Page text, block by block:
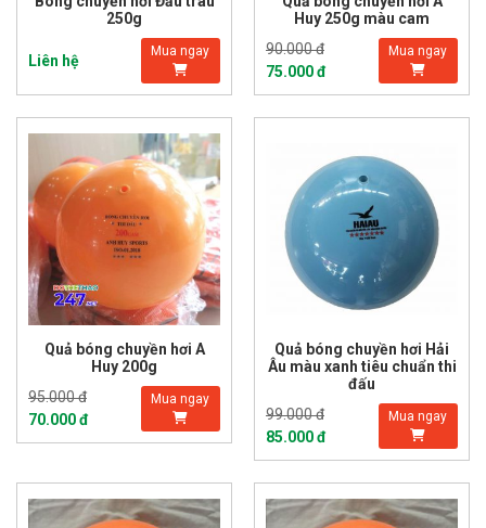
250g
Liên hệ
Mua ngay
Huy 250g màu cam
90.000 đ
75.000 đ
Mua ngay
Quả bóng chuyền hơi A
Huy 200g
95.000 đ
70.000 đ
Mua ngay
Quả bóng chuyền hơi Hải
Âu màu xanh tiêu chuẩn thi
đấu
99.000 đ
85.000 đ
Mua ngay